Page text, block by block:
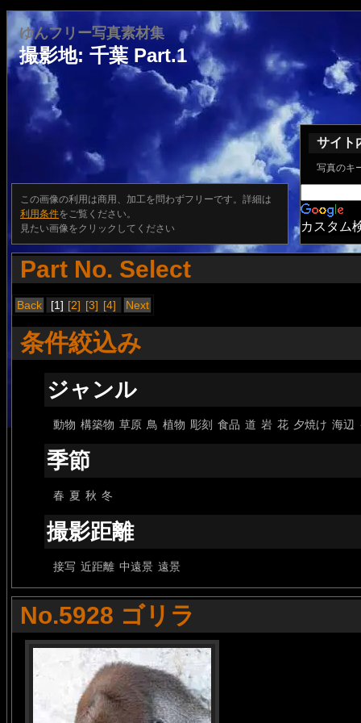
ゆんフリー写真素材集
撮影地: 千葉 Part.1
この画像の利用は商用、加工を問わずフリーです。詳細は
利用条件をご覧ください。
見たい画像をクリックしてください
サイト
写真のキ
カスタム
Part No. Select
Back [1] [2] [3] [4] Next
条件絞込み
ジャンル
動物 構築物 草原 鳥 植物 彫刻 食品 道 岩 花 夕焼け 海辺
季節
春 夏 秋 冬
撮影距離
接写 近距離 中遠景 遠景
No.5928 ゴリラ